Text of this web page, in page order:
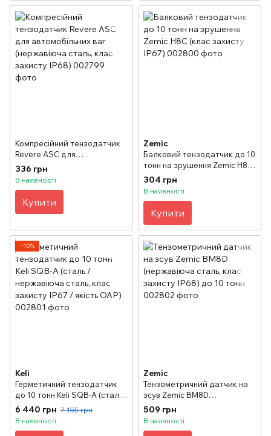
Компресійний тензодатчик
Revere ASC для
автомобільних ваг
(нержавіюча сталь, клас
336 грн
В наявності
Купити
Zemic
Балковий тензодатчик до 10
тонн на зрушення Zemic H8C
(клас захисту IP67)
304 грн
В наявності
Купити
−10%
Keli
Герметичний тензодатчик
до 10 тонн Keli SQB-А (сталь
/ нержавіюча сталь, клас
захисту IP67 / якiсть ОАР)
6 440 грн 7 155 грн
В наявності
Zemic
Тензометричний датчик на
зсув Zemic BM8D
(нержавіюча сталь, клас
захисту IP68) до 10 тонн
509 грн
В наявності